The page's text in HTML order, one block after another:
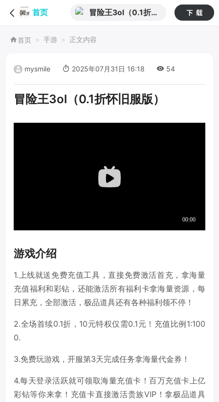
首页
冒险王3ol（0.1折怀
首页 手游 正文内容
mysmile 2025年07月31日 16:18 54
冒险王3ol（0.1折怀旧服版）
游戏介绍
1.上线就送免费充值工具，直接免费激活首充，拿海量
充值福利和彩钻，还能激活所有福利卡拿海量资源，每
日累充，全部激活，极品道具还有各种福利领不停！
2.全场首续0.1折，10元特权仅需0.1元！充值比例1:100
0.
3.免费玩游戏，开服第3天完成任务拿海量代金券！
4.每天登录活跃就可领取海量充值卡！百万充值卡上亿
彩钻等你来拿！充值卡直接激活贵族VIP！拿极品道具